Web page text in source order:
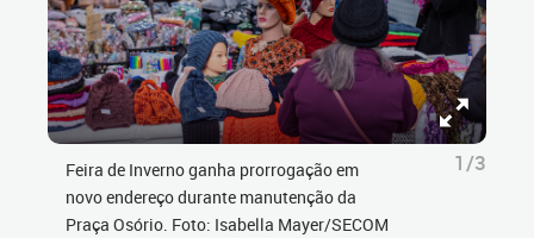
Feira de Inverno ganha prorrogação em
novo endereço durante manutenção da
Praça Osório. Foto: Isabella Mayer/SECOM
1/3